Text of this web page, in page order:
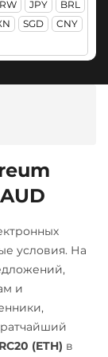
(XMR)
(NOT)
(OP)
(USDP)
MATIC)
Банк RUB
Банк
RUB
RUB
Банк KZT
CNY
UZS
МИР RUB
банк
EUR
UAH
JPY
BRL
SGD
CNY
условия. На
и
(ETH) в